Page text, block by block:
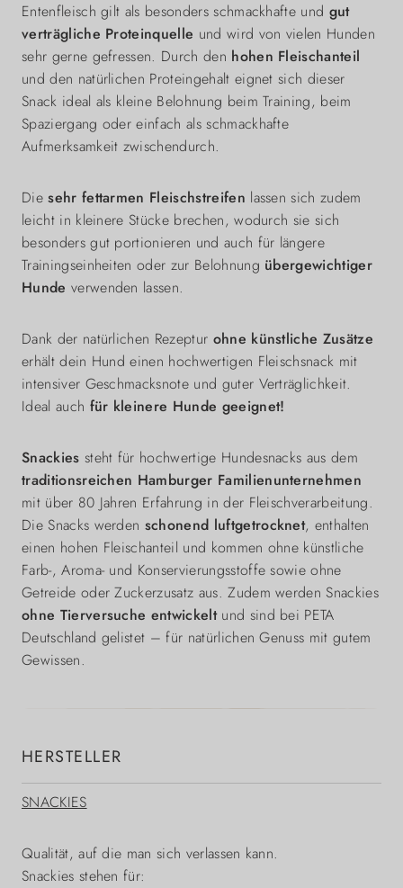
Entenfleisch gilt als besonders schmackhafte und gut
verträgliche Proteinquelle und wird von vielen Hunden
sehr gerne gefressen. Durch den hohen Fleischanteil
und den natürlichen Proteingehalt eignet sich dieser
Snack ideal als kleine Belohnung beim Training, beim
Spaziergang oder einfach als schmackhafte
Aufmerksamkeit zwischendurch.
Diesehr fettarmen Fleischstreifen lassen sich zudem
leicht in kleinere Stücke brechen, wodurch sie sich
besonders gut portionieren und auch für längere
Trainingseinheiten oder zur Belohnung übergewichtiger
Hunde verwenden lassen.
Dank der natürlichen Rezeptur ohne künstliche Zusätze
erhält dein Hund einen hochwertigen Fleischsnack mit
intensiver Geschmacksnote und guter Verträglichkeit.
Ideal auch für kleinere Hunde geeignet!
Snackies steht für hochwertige Hundesnacks aus dem
traditionsreichen Hamburger Familienunternehmen
mit über 80 Jahren Erfahrung in der Fleischverarbeitung.
Die Snacks werden schonend luftgetrocknet, enthalten
einen hohen Fleischanteil und kommen ohne künstliche
Farb-, Aroma- und Konservierungsstoffe sowie ohne
Getreide oder Zuckerzusatz aus. Zudem werden Snackies
ohne Tierversuche entwickeltund sind bei PETA
Deutschland gelistet – für natürlichen Genuss mit gutem
Gewissen.
HERSTELLER
SNACKIES
Qualität, auf die man sich verlassen kann.
Snackies stehen für: